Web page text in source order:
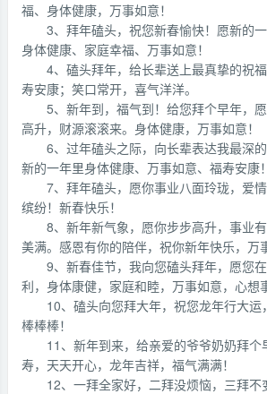
福、身体健康，万事如意！
3、拜年磕头，祝您新春愉快！愿新的
身体健康、家庭幸福、万事如意！
4、磕头拜年，给长辈送上最真挚的祝
寿安康；笑口常开，喜气洋洋。
5、新年到，福气到！给您拜个早年，
高升，财源滚滚来。身体健康，万事如意！
6、过年磕头之际，向长辈表达我最深
新的一年里身体健康、万事如意、福寿安康！
7、拜年磕头，愿你事业八面玲珑，爱
缤纷！新春快乐！
8、新年新气象，愿你步步高升，事业
美满。感恩有你的陪伴，祝你新年快乐，万
9、新春佳节，我向您磕头拜年，愿您
利，身体康健，家庭和睦，万事如意，心想
10、磕头向您拜大年，祝您龙年行大
棒棒棒！
11、新年到来，给亲爱的爷爷奶奶拜
寿，天天开心，龙年吉祥，福气满满！
12、一拜全家好，二拜没烦恼，三拜不